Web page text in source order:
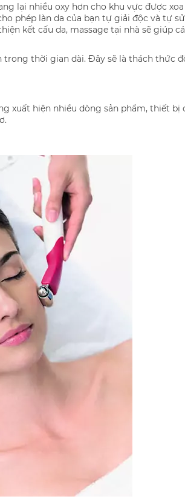
lại nhiều oxy hơn cho khu vực được
phép làn da của bạn tự giải độc và tự
kết cấu da, massage tại nhà sẽ giúp
trong thời gian dài. Đây sẽ là thách thức
xuất hiện nhiều dòng sản phẩm, thiết bị